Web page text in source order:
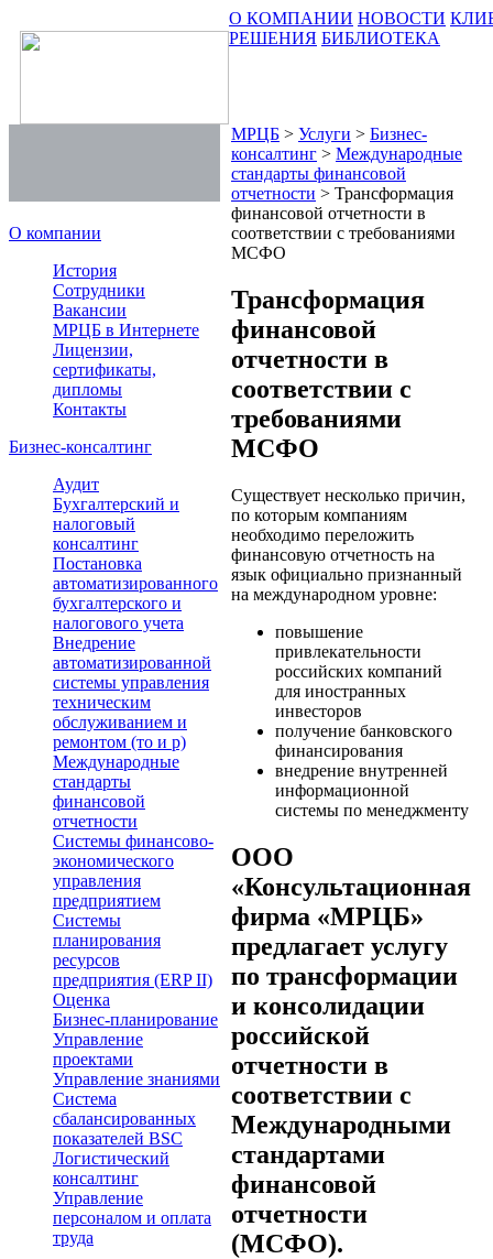
О КОМПАНИИ НОВОСТИ
РЕШЕНИЯ БИБЛИОТЕКА
О компании
История
Сотрудники
Вакансии
МРЦБ в Интернете
Лицензии,
сертификаты,
дипломы
Контакты
Бизнес-консалтинг
Аудит
Бухгалтерский и
налоговый
консалтинг
Постановка
автоматизированного
бухгалтерского и
налогового учета
Внедрение
автоматизированной
системы управления
техническим
обслуживанием и
ремонтом (то и р)
Международные
стандарты
финансовой
отчетности
Системы финансово-
экономического
управления
предприятием
Системы
планирования
ресурсов
предприятия (ERP II)
Оценка
Бизнес-планирование
Управление
проектами
Управление знаниями
Система
сбалансированных
показателей BSC
Логистический
консалтинг
Управление
персоналом и оплата
труда
МРЦБ > Услуги > Бизнес-
консалтинг > Международные
стандарты финансовой
отчетности > Трансформация
финансовой отчетности в
соответствии с требованиями
МСФО
Трансформация
финансовой
отчетности в
соответствии с
требованиями
МСФО
Существует несколько причин,
по которым компаниям
необходимо переложить
финансовую отчетность на
язык официально признанный
на международном уровне:
повышение
привлекательности
российских компаний
для иностранных
инвесторов
получение банковского
финансирования
внедрение внутренней
информационной
системы по менеджменту
ООО
«Консультационная
фирма «МРЦБ»
предлагает услугу
по трансформации
и консолидации
российской
отчетности в
соответствии с
Международными
стандартами
финансовой
отчетности
(МСФО).